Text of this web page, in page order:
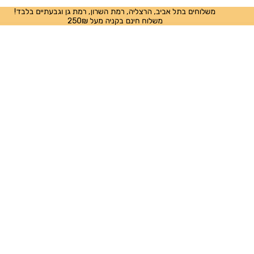
משלוחים בתל אביב, הרצליה, רמת השרון, רמת גן וגבעתיים בלבד!
משלוח חינם בקניה מעל 250₪